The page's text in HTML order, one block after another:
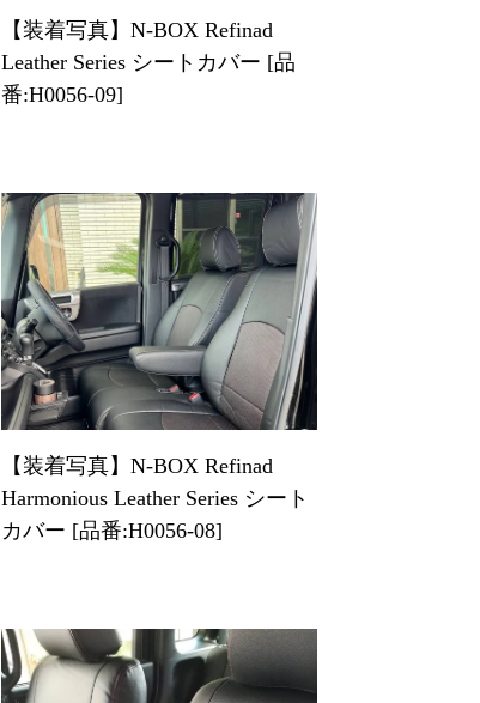
【装着写真】N-BOX Refinad
Leather Series シートカバー [品
番:H0056-09]
【装着写真】N-BOX Refinad
Harmonious Leather Series シート
カバー [品番:H0056-08]